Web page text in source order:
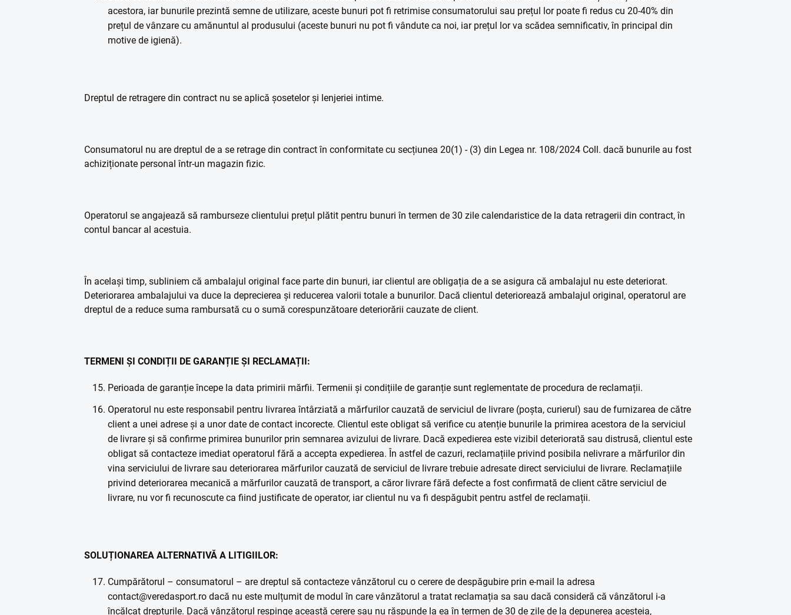
acestora, iar bunurile prezintă semne de utilizare, aceste bunuri pot fi retrimise consumatorului sau prețul lor poate fi redus cu 20-40% din
prețul de vânzare cu amănuntul al produsului (aceste bunuri nu pot fi vândute ca noi, iar prețul lor va scădea semnificativ, în principal din
motive de igienă).
Dreptul de retragere din contract nu se aplică șosetelor și lenjeriei intime.
Consumatorul nu are dreptul de a se retrage din contract în conformitate cu secțiunea 20(1) - (3) din Legea nr. 108/2024 Coll. dacă bunurile au fost
achiziționate personal într-un magazin fizic.
Operatorul se angajează să ramburseze clientului prețul plătit pentru bunuri în termen de 30 zile calendaristice de la data retragerii din contract, în
contul bancar al acestuia.
În același timp, subliniem că ambalajul original face parte din bunuri, iar clientul are obligația de a se asigura că ambalajul nu este deteriorat.
Deteriorarea ambalajului va duce la deprecierea și reducerea valorii totale a bunurilor. Dacă clientul deteriorează ambalajul original, operatorul are
dreptul de a reduce suma rambursată cu o sumă corespunzătoare deteriorării cauzate de client.
TERMENI ȘI CONDIȚII DE GARANȚIE ȘI RECLAMAȚII:
Perioada de garanție începe la data primirii mărfii. Termenii și condițiile de garanție sunt reglementate de procedura de reclamații.
Operatorul nu este responsabil pentru livrarea întârziată a mărfurilor cauzată de serviciul de livrare (poșta, curierul) sau de furnizarea de către
client a unei adrese și a unor date de contact incorecte. Clientul este obligat să verifice cu atenție bunurile la primirea acestora de la serviciul
de livrare și să confirme primirea bunurilor prin semnarea avizului de livrare. Dacă expedierea este vizibil deteriorată sau distrusă, clientul este
obligat să contacteze imediat operatorul fără a accepta expedierea. În astfel de cazuri, reclamațiile privind posibila nelivrare a mărfurilor din
vina serviciului de livrare sau deteriorarea mărfurilor cauzată de serviciul de livrare trebuie adresate direct serviciului de livrare. Reclamațiile
privind deteriorarea mecanică a mărfurilor cauzată de transport, a căror livrare fără defecte a fost confirmată de client către serviciul de
livrare, nu vor fi recunoscute ca fiind justificate de operator, iar clientul nu va fi despăgubit pentru astfel de reclamații.
SOLUȚIONAREA ALTERNATIVĂ A LITIGIILOR:
Cumpărătorul – consumatorul – are dreptul să contacteze vânzătorul cu o cerere de despăgubire prin e-mail la adresa
contact@veredasport.ro dacă nu este mulțumit de modul în care vânzătorul a tratat reclamația sa sau dacă consideră că vânzătorul i-a
încălcat drepturile. Dacă vânzătorul respinge această cerere sau nu răspunde la ea în termen de 30 de zile de la depunerea acesteia,